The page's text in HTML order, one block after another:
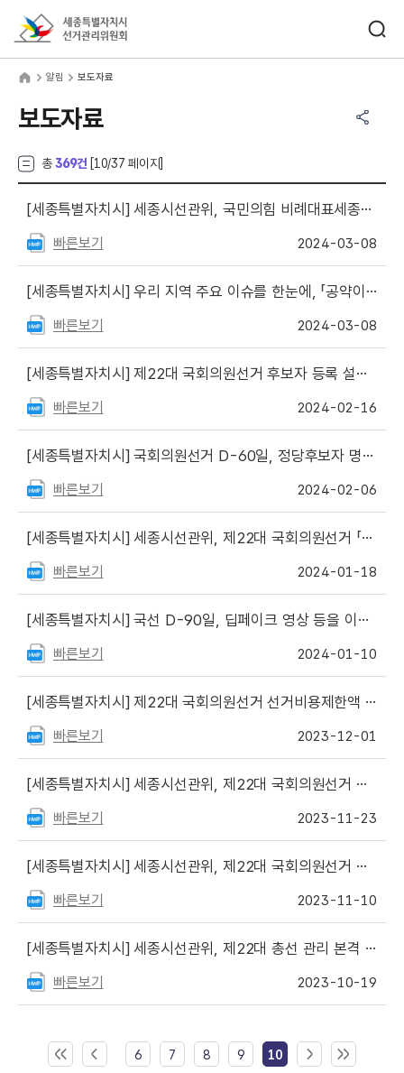
알림 보도자료
보도자료
총369건 [10/37 페이지]
[세종특별자치시] 세종시선관위, 국민의힘 비례대표세종특별자치시의회의원 승계 결정
빠른보기 2024-03-08
[세종특별자치시] 우리 지역 주요 이슈를 한눈에, 「공약이슈트리」 공개
빠른보기 2024-03-08
[세종특별자치시] 제22대 국회의원선거 후보자 등록 설명회 개최
빠른보기 2024-02-16
[세종특별자치시] 국회의원선거 D-60일, 정당후보자 명의 선거여론조사 금지
빠른보기 2024-02-06
[세종특별자치시] 세종시선관위, 제22대 국회의원선거 「공명선거 추진활동 협업사업」공모
빠른보기 2024-01-18
[세종특별자치시] 국선 D-90일, 딥페이크 영상 등을 이용한 선거운동 제한된다
빠른보기 2024-01-10
[세종특별자치시] 제22대 국회의원선거 선거비용제한액 공고(대전·세종·충남 지역구선거 평균 2억 2천 3백여만 원)
빠른보기 2023-12-01
[세종특별자치시] 세종시선관위, 제22대 국회의원선거 예비후보자등록 설명회 [ 2023. 11. 23.(목) 14:00 입후보예정자 등 30여 명 참석 ]
빠른보기 2023-11-23
[세종특별자치시] 세종시선관위, 제22대 국회의원선거 예비후보자등록 설명회 개최
빠른보기 2023-11-10
[세종특별자치시] 세종시선관위, 제22대 총선 관리 본격 시작
빠른보기 2023-10-19
6 7 8 9 10